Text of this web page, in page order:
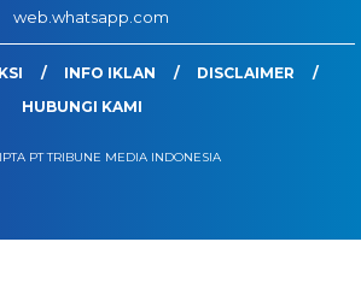
web.whatsapp.com
INFO IKLAN
DISCLAIMER
HUBUNGI KAMI
PT TRIBUNE MEDIA INDONESIA